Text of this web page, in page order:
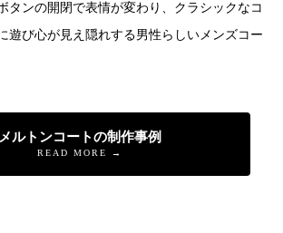
タンの開閉で表情が変わり、クラシックなコ
遊び心が見え隠れする男性らしいメンズコー
メルトンコートの制作事例
READ MORE →